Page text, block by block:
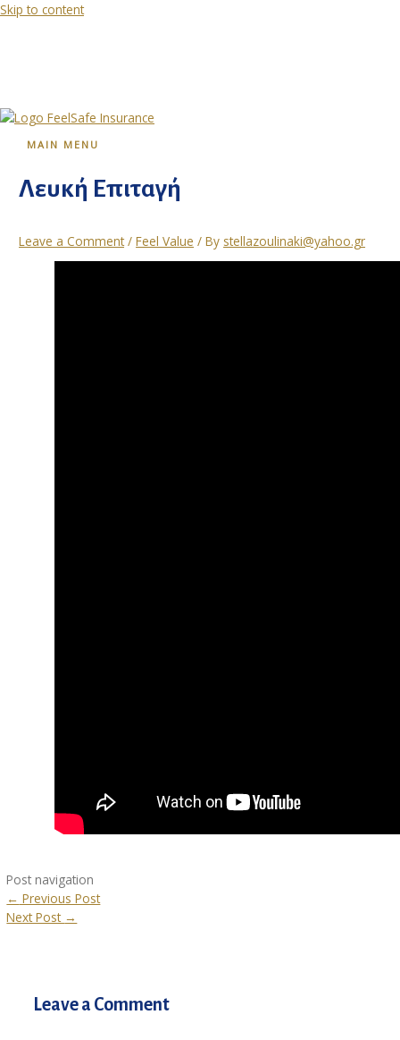
Skip to content
MAIN MENU
Λευκή Επιταγή
Leave a Comment /Feel Value / By stellazoulinaki@yahoo.gr
Post navigation
← Previous Post
Next Post →
Leave a Comment